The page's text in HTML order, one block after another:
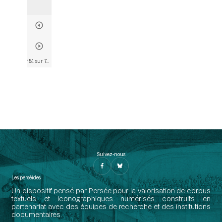
Suivez-nous
Les perséides
Un dispositif pensé par Persée pour la valorisation de corpus
textuels et iconographiques numérisés construits en
partenariat avec des équipes de recherche et des institutions
documentaires.